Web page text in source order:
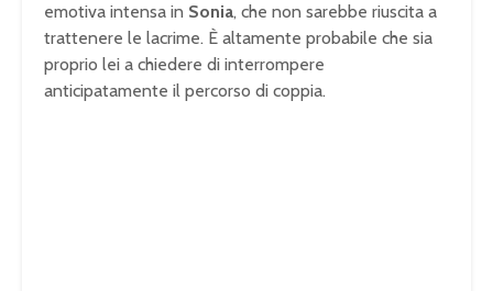
emotiva intensa in Sonia, che non sarebbe riuscita a
trattenere le lacrime. È altamente probabile che sia
proprio lei a chiedere di interrompere
anticipatamente il percorso di coppia.